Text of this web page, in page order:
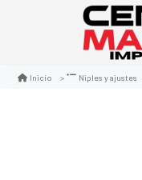
Inicio Niples y ajustes